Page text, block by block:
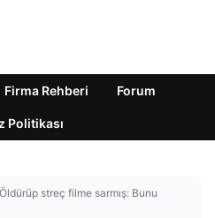
Firma Rehberi Forum
Politikası
Öldürüp streç filme sarmış: Bunu